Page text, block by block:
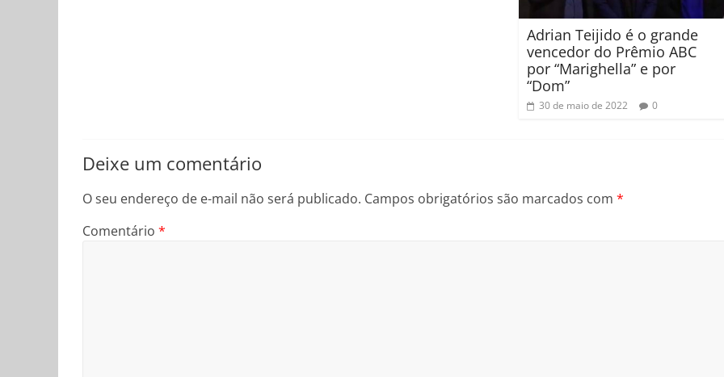
Adrian Teijido é o grande
vencedor do Prêmio ABC
por “Marighella” e por
“Dom”
30 de maio de 2022 0
Deixe um comentário
O seu endereço de e-mail não será publicado. Campos obrigatórios são marcados com *
Comentário *